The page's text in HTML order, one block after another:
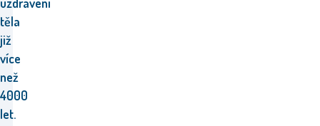
těla
již
více
než
4000
let.